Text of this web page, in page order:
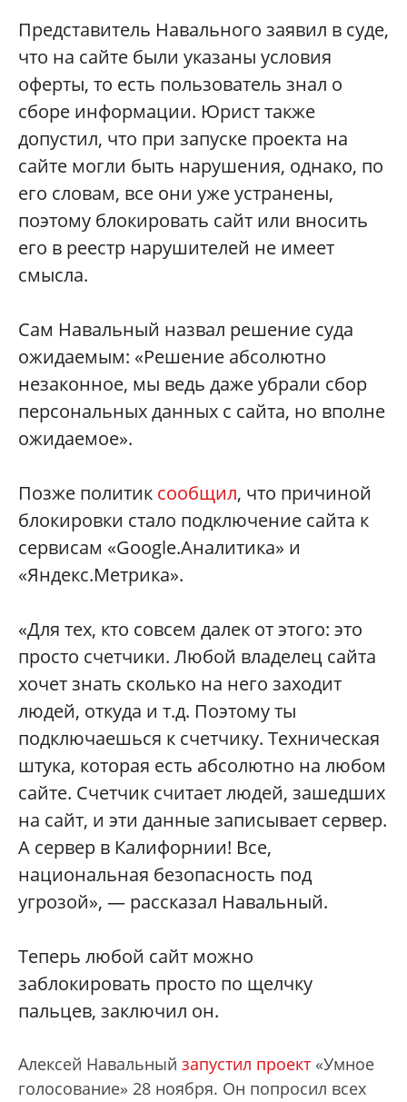
Представитель Навального заявил в суде,
что на сайте были указаны условия
оферты, то есть пользователь знал о
сборе информации. Юрист также
допустил, что при запуске проекта на
сайте могли быть нарушения, однако, по
его словам, все они уже устранены,
поэтому блокировать сайт или вносить
его в реестр нарушителей не имеет
смысла.
Сам Навальный назвал решение суда
ожидаемым: «Решение абсолютно
незаконное, мы ведь даже убрали сбор
персональных данных с сайта, но вполне
ожидаемое».
Позже политик сообщил, что причиной
блокировки стало подключение сайта к
сервисам «Google.Аналитика» и
«Яндекс.Метрика».
«Для тех, кто совсем далек от этого: это
просто счетчики. Любой владелец сайта
хочет знать сколько на него заходит
людей, откуда и т.д. Поэтому ты
подключаешься к счетчику. Техническая
штука, которая есть абсолютно на любом
сайте. Счетчик считает людей, зашедших
на сайт, и эти данные записывает сервер.
А сервер в Калифорнии! Все,
национальная безопасность под
угрозой», — рассказал Навальный.
Теперь любой сайт можно
заблокировать просто по щелчку
пальцев, заключил он.
Алексей Навальный запустил проект «Умное
голосование» 28 ноября. Он попросил всех